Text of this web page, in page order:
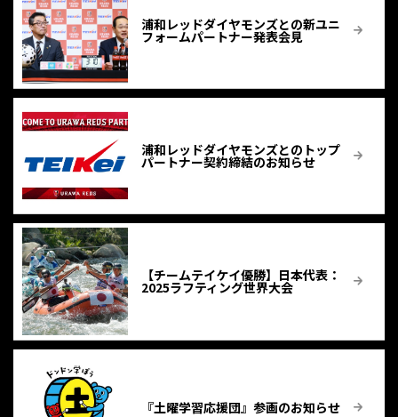
浦和レッドダイヤモンズとの新ユニ
フォームパートナー発表会見
浦和レッドダイヤモンズとのトップ
パートナー契約締結のお知らせ
【チームテイケイ優勝】⽇本代表：
2025ラフティング世界大会
『土曜学習応援団』参画のお知らせ